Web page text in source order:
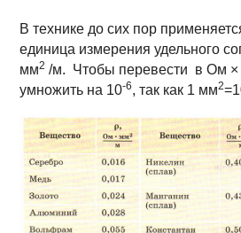
В технике до сих пор
единица измерения удельного
мм2 /м. Чтобы перевести вОм ×
умножить на 10-6, так как 1 мм2